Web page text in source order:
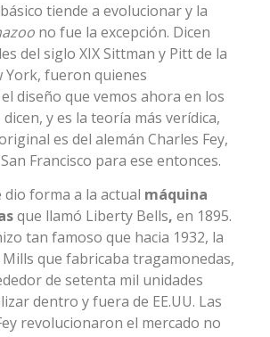
tiende a evolucionar y la
no fue la excepción. Dicen
del siglo XIX Sittman y Pitt de la
York, fueron quienes
diseño que vemos ahora en los
y es la teoría más verídica,
es del alemán Charles Fey,
Francisco para ese entonces.
dio forma a la actual máquina
que llamó Liberty Bells, en 1895.
tan famoso que hacia 1932, la
Mills que fabricaba tragamonedas,
de setenta mil unidades
dentro y fuera de EE.UU. Las
revolucionaron el mercado no